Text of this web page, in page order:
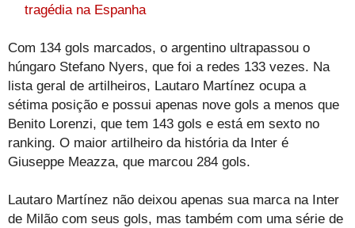
tragédia na Espanha
Com 134 gols marcados, o argentino ultrapassou o
húngaro Stefano Nyers, que foi a redes 133 vezes. Na
lista geral de artilheiros, Lautaro Martínez ocupa a
sétima posição e possui apenas nove gols a menos que
Benito Lorenzi, que tem 143 gols e está em sexto no
ranking. O maior artilheiro da história da Inter é
Giuseppe Meazza, que marcou 284 gols.
Lautaro Martínez não deixou apenas sua marca na Inter
de Milão com seus gols, mas também com uma série de